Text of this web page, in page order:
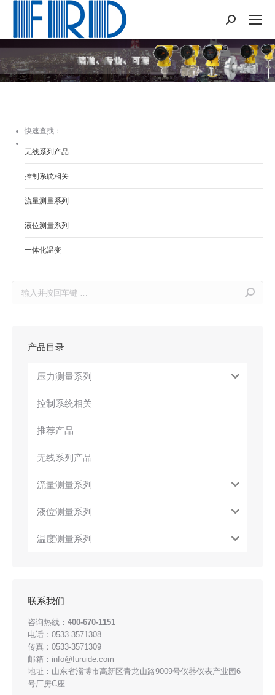
Search:
您在这里：
快速查找：
无线系列产品
控制系统相关
流量测量系列
液位测量系列
一体化温变
产品目录
压力测量系列
控制系统相关
推荐产品
无线系列产品
流量测量系列
液位测量系列
温度测量系列
联系我们
咨询热线： 400-670-1151
电话：0533-3571308
传真：0533-3571309
邮箱：info@furuide.com
地址：山东省淄博市高新区青龙山路9009号仪器仪表产业园6
号厂房C座